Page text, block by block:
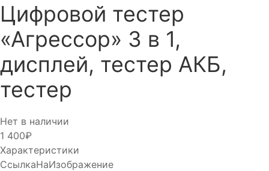
Цифровой тестер
«Агрессор» 3 в 1,
дисплей, тестер АКБ,
тестер
Нет в наличии
1 400₽
Характеристики
СсылкаНаИзображение